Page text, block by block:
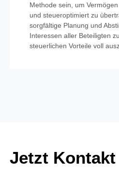
Methode sein, um
und steueroptimiert zu
sorgfältige Planung und
Interessen aller Beteiligten
steuerlichen Vorteile voll
Jetzt Kontakt